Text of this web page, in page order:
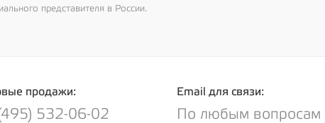
представителя в России.
продажи:
532-06-02
Email для связи:
По любым вопросам